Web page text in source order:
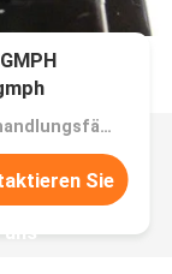
Preis：Verhandlungsfähig
Sie
uns